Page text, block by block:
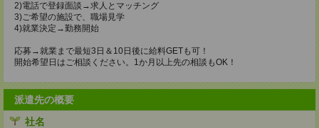
2)電話で登録面談→求人とマッチング
3)ご希望の施設で、職場見学
4)就業決定→勤務開始
応募→就業まで最短3日＆10日後に給料GETも可！
開始希望日はご相談ください。1か月以上先の相談もOK！
派遣先の概要
社名